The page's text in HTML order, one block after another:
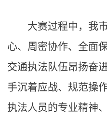
大赛过程中，我
心、周密协作、全面
交通执法队伍昂扬奋
手沉着应战、规范操
执法人员的专业精神